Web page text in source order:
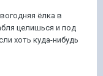
ёлка в
целишься и под
хоть куда-нибудь